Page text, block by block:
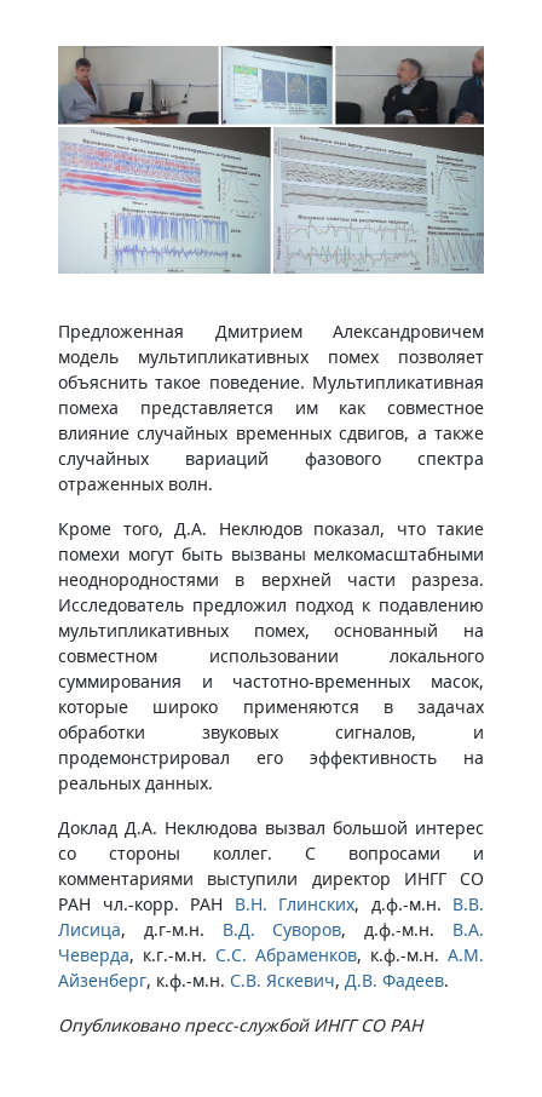
Предложенная Дмитрием Александровичем
модель мультипликативных помех позволяет
объяснить такое поведение. Мультипликативная
помеха представляется им как совместное
влияние случайных временных сдвигов, а также
случайных вариаций фазового спектра
отраженных волн.
Кроме того, Д.А. Неклюдов показал, что такие
помехи могут быть вызваны мелкомасштабными
неоднородностями в верхней части разреза.
Исследователь предложил подход к подавлению
мультипликативных помех, основанный на
совместном использовании локального
суммирования и частотно-временных масок,
которые широко применяются в задачах
обработки звуковых сигналов, и
продемонстрировал его эффективность на
реальных данных.
Доклад Д.А. Неклюдова вызвал большой интерес
со стороны коллег. С вопросами и
комментариями выступили директор ИНГГ СО
РАН чл.-корр. РАН В.Н. Глинских, д.ф.-м.н. В.В.
Лисица, д.г-м.н. В.Д. Суворов, д.ф.-м.н. В.А.
Чеверда, к.г.-м.н. С.С. Абраменков, к.ф.-м.н. А.М.
Айзенберг, к.ф.-м.н. С.В. Яскевич, Д.В. Фадеев.
Опубликовано пресс-службой ИНГГ СО РАН